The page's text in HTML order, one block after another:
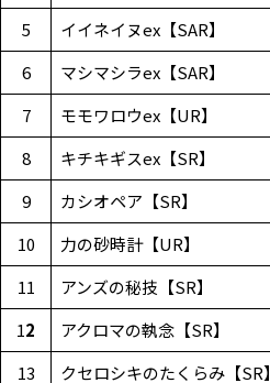
5
イイネイヌex【SAR】
6
マシマシラex【SAR】
7
モモワロウex【UR】
8
キチキギスex【SR】
9
カシオペア【SR】
10
力の砂時計【UR】
11
アンズの秘技【SR】
12 アクロマの執念【SR】
13
クセロシキのたくらみ【SR】